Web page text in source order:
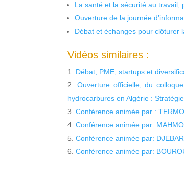
La santé et la sécurité au travail,
Ouverture de la journée
Débat et échanges pour clôturer
Vidéos similaires :
Débat, PME, startups et
Ouverture officielle, du
hydrocarbures en Algérie :
Conférence animée par :
Conférence animée par:
Conférence animée par:
Conférence animée par: